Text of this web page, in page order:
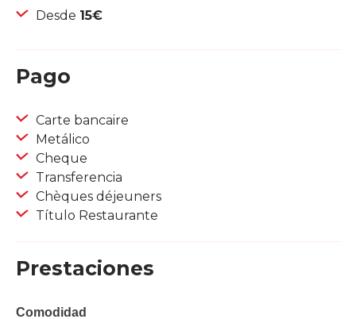
Desde 15€
Pago
Carte bancaire
Metálico
Cheque
Transferencia
Chèques déjeuners
Título Restaurante
Prestaciones
Comodidad